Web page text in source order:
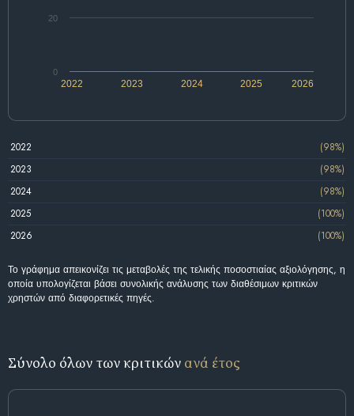
2022 2024 2026
2023 2025
0
20
2022
(98%)
2023
(98%)
2024
(98%)
2025
(100%)
2026
(100%)
Το γράφημα απεικονίζει τις μεταβολές της τελικής ποσοστιαίας αξιολόγησης, η
οποία υπολογίζεται βάσει συνολικής ανάλυσης των διαθέσιμων κριτικών
χρηστών από διαφορετικές πηγές.
Σύνολο όλων των κριτικών ανά έτος